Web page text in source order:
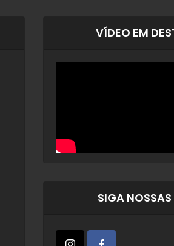
VÍDEO EM
SIGA NOSSAS